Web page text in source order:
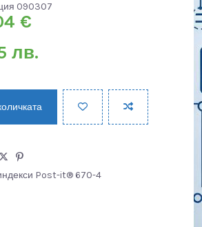
090307
€
лв.
Post-it® 670-4